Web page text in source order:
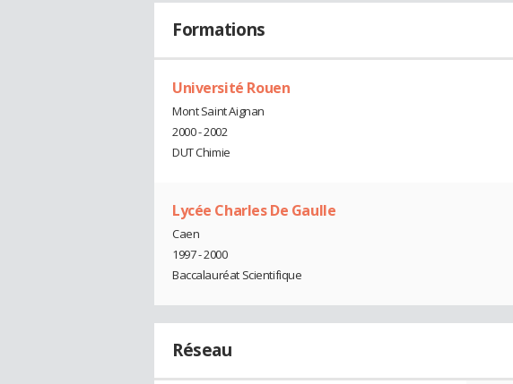
Formations
Université Rouen
Mont Saint Aignan
2000 - 2002
DUT Chimie
Lycée Charles De Gaulle
Caen
1997 - 2000
Baccalauréat Scientifique
Réseau